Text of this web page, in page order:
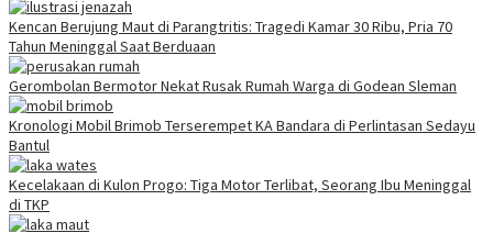
Kencan Berujung Maut di Parangtritis: Tragedi Kamar 30 Ribu, Pria 70
Tahun Meninggal Saat Berduaan
Gerombolan Bermotor Nekat Rusak Rumah Warga di Godean Sleman
Kronologi Mobil Brimob Terserempet KA Bandara di Perlintasan Sedayu
Bantul
Kecelakaan di Kulon Progo: Tiga Motor Terlibat, Seorang Ibu Meninggal
di TKP